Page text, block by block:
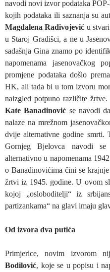
navodi novi izvor podataka
kojih podataka ili saznanja su
Magdalena Radivojević u
u Staroj Gradišci, a ne u
sadašnja Gina znamo po
napomenama
promjene podataka došlo
HK, ali tada bi u tom izvoru
naizgled potpuno različite
Kate Banadinović se navodi
nalaze na mrežnom
dvije alternativne godine smrti.
Gornjeg Bjelovca navodi
alternativno u napomenama
o Banadinovićima čini se
žrtvi iz 1945. godine. U ovom
kojoj „osloboditelji“ iz
partizankama“ na glavi imaju
Od izvora dva putića
Primjerice, novim izvorom
Bodilović, koje se u popisu i